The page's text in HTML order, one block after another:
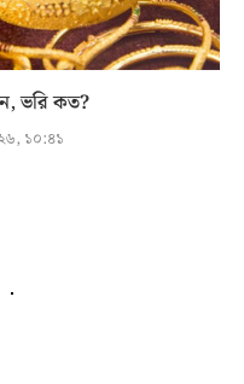
ভরি কত?
১০:৪১